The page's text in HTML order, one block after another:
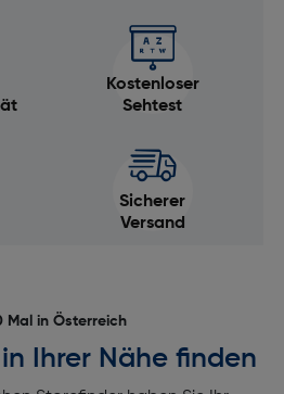
Kostenloser
Sehtest
Sicherer
Versand
Mal in Österreich
Ihrer Nähe finden